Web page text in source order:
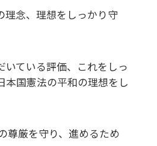
理念、理想をしっかり守
ている評価、これをしっ
本国憲法の平和の理想をし
尊厳を守り、進めるため